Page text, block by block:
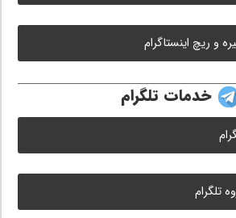
و ریچ اینستاگرام
خدمات تلگرام
تلگرام